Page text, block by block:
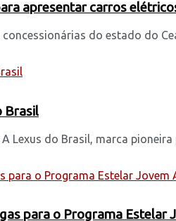
apresentar carros
do estado do
Brasil
Lexus do Brasil, marca
para o Programa Estelar